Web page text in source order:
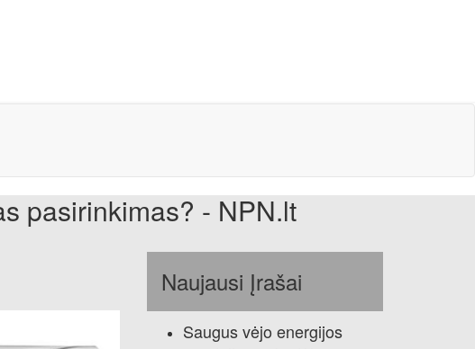
pasirinkimas? - NPN.lt
Naujausi Įrašai
Saugus vėjo energijos